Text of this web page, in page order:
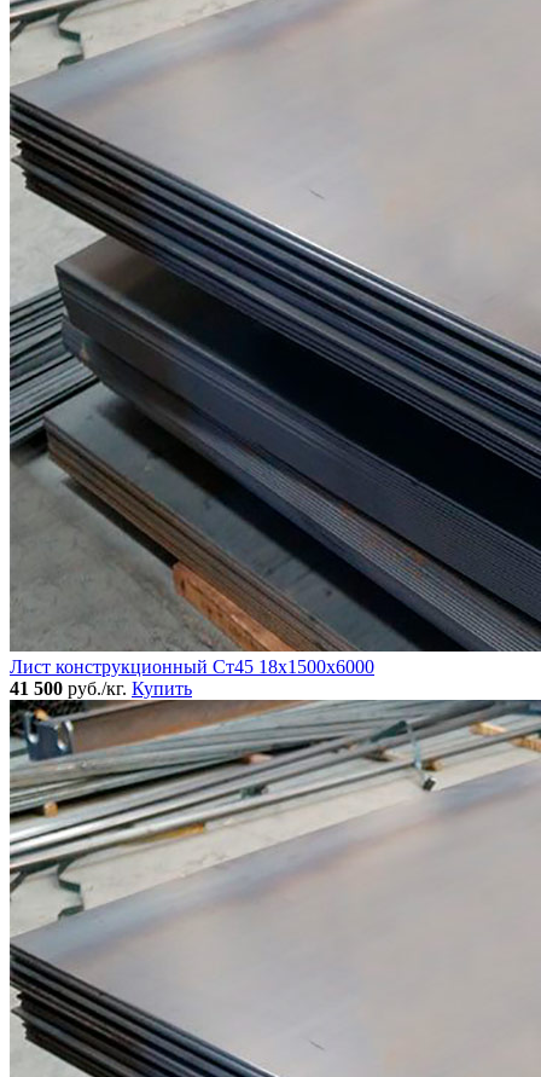
Лист конструкционный Ст45 18х1500х6000
41 500 руб./кг. Купить